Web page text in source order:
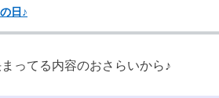
日♪
ってる内容のおさらいから♪